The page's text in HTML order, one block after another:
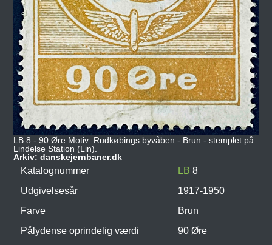
LB 8 - 90 Øre Motiv: Rudkøbings byvåben - Brun - stemplet på
Lindelse Station (Lin).
Arkiv: danskejernbaner.dk
Katalognummer LB 8
Udgivelsesår
1917-1950
Farve
Brun
Pålydense oprindelig værdi
90 Øre